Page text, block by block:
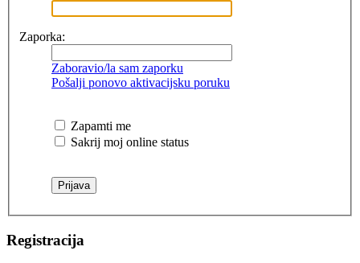
Zaporka:
Zaboravio/la sam zaporku
Pošalji ponovo aktivacijsku poruku
Zapamti me
Sakrij moj online status
Registracija